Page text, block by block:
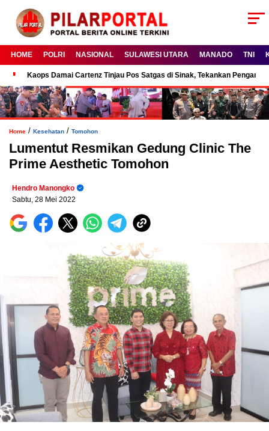
HOME POLRI NASIONAL SULAWESI UTARA MANADO TNI
Kaops Damai Cartenz Tinjau Pos Satgas di Sinak, Tekankan
Home / Kesehatan / Tomohon
Lumentut Resmikan Gedung Clinic The
Prime Aesthetic Tomohon
Hendro Manongko
Sabtu, 28 Mei 2022